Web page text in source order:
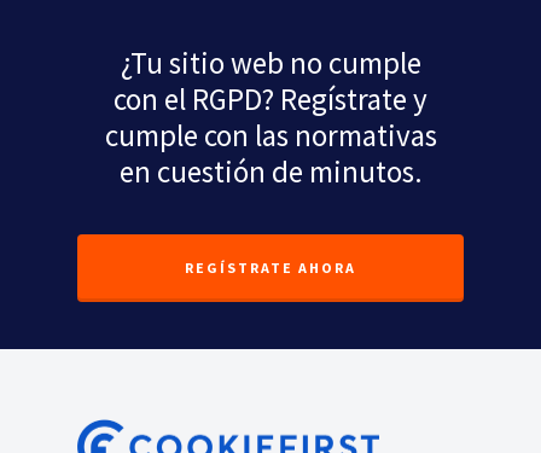
¿Tu sitio web no cumple
con el RGPD? Regístrate y
cumple con las normativas
en cuestión de minutos.
REGÍSTRATE AHORA